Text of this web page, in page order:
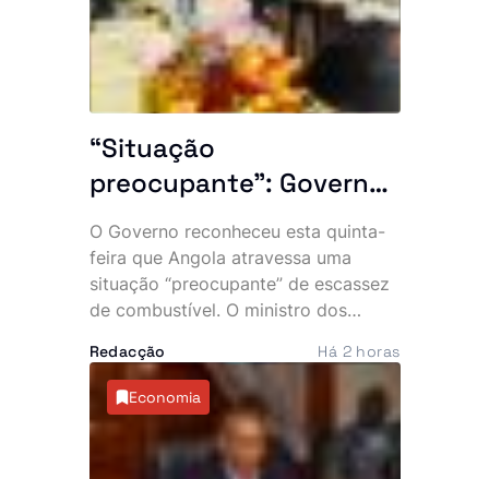
“Situação
preocupante”: Governo
admite escassez de
combustível e
dificuldades da
Sonangol
O Governo reconheceu esta quinta-
feira que Angola atravessa uma
situação “preocupante” de escassez
de combustível. O ministro dos
revelou que a Sonangol enfrenta
dificuldades financeiras para garantir
o abastecimento, numa altura em
que o aumento do consumo e a
subida dos preços internacionais
Redacção Há 2 horas
Economia